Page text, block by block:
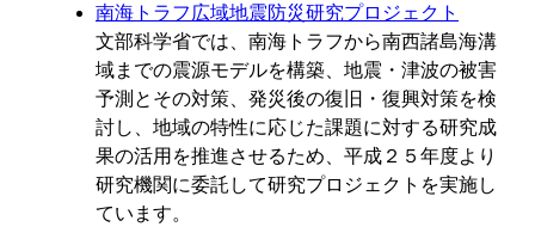
南海トラフ広域地震防災研究プロジェクト
文部科学省では、南海トラフから南西諸島海溝
域までの震源モデルを構築、地震・津波の被害
予測とその対策、発災後の復旧・復興対策を検
討し、地域の特性に応じた課題に対する研究成
果の活用を推進させるため、平成２５年度より
研究機関に委託して研究プロジェクトを実施し
ています。